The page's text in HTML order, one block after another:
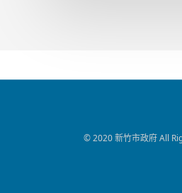
© 2020 新竹市政府 All